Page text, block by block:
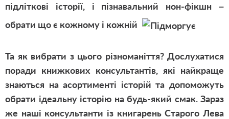
підліткові історії, і пізнавальний нон-фікшн –
обрати що є кожному і кожній
Та як вибрати з цього різноманіття? Дослухатися
поради книжкових консультантів, які найкраще
знаються на асортименті історій та допоможуть
обрати ідеальну історію на будь-який смак. Зараз
же наші консультанти із книгарень Старого Лева